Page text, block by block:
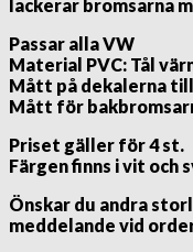
lackerar bromsarna
Passar alla VW
Material PVC: Tål
Mått på dekalerna
Mått för
Priset gäller för 4 st.
Färgen finns i vit och
Önskar du andra
meddelande vid